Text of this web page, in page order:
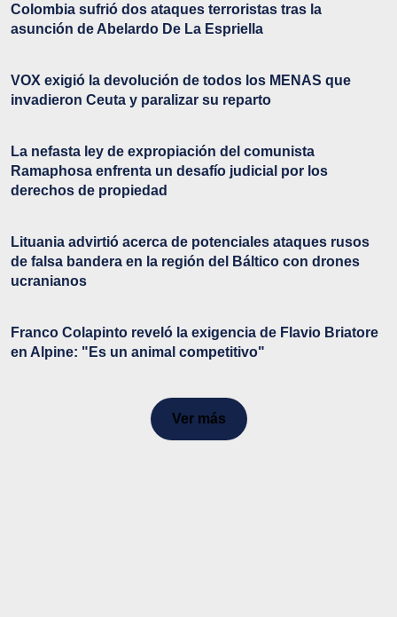
Colombia sufrió dos ataques terroristas tras la
asunción de Abelardo De La Espriella
VOX exigió la devolución de todos los MENAS que
invadieron Ceuta y paralizar su reparto
La nefasta ley de expropiación del comunista
Ramaphosa enfrenta un desafío judicial por los
derechos de propiedad
Lituania advirtió acerca de potenciales ataques rusos
de falsa bandera en la región del Báltico con drones
ucranianos
Franco Colapinto reveló la exigencia de Flavio Briatore
en Alpine: "Es un animal competitivo"
Ver más